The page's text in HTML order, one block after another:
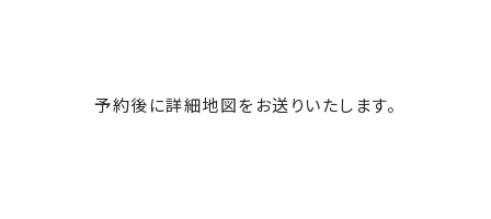
予約後に詳細地図をお送りいたします。